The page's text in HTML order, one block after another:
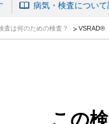
病気・検査について
査は何のための検査？ VSRAD®
この